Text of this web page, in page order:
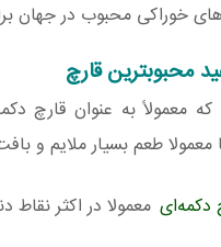
خوراکی محبوب در جهان
محبوبترین قارچ
که معمولاً به عنوان قارچ
طعم بسیار ملایم و
دکمه‌ای معمولا در اکثر نقاط